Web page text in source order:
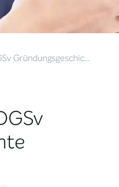
Gründungsgeschic…